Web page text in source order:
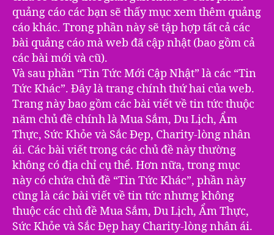
quảng cáo các bạn sẽ thấy mục xem thêm quảng
cáo khác. Trong phần này sẽ tập hợp tất cả các
bài quảng cáo mà web đã cập nhật (bao gồm cả
các bài mới và cũ).
Và sau phần “Tin Tức Mới Cập Nhật” là các “Tin
Tức Khác”. Đây là trang chính thứ hai của web.
Trang này bao gồm các bài viết về tin tức thuộc
năm chủ đề chính là Mua Sắm, Du Lịch, Ẩm
Thực, Sức Khỏe và Sắc Đẹp, Charity-lòng nhân
ái. Các bài viết trong các chủ đề này thường
không có địa chỉ cụ thể. Hơn nữa, trong mục
này có chứa chủ đề “Tin Tức Khác”, phần này
cũng là các bài viết về tin tức nhưng không
thuộc các chủ đề Mua Sắm, Du Lịch, Ẩm Thực,
Sức Khỏe và Sắc Đẹp hay Charity-lòng nhân ái.